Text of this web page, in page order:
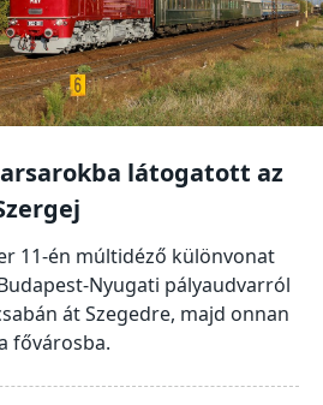
látogatott az
11-én múltidéző különvonat
Nyugati pályaudvarról
át Szegedre, majd onnan
fővárosba.